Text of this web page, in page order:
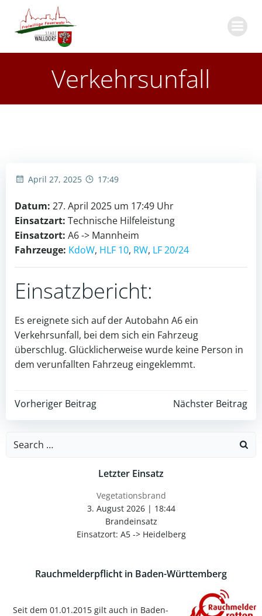
Verkehrsunfall
April 27, 2025 17:49
Datum: 27. April 2025 um 17:49 Uhr
Einsatzart: Technische Hilfeleistung
Einsatzort: A6 -> Mannheim
Fahrzeuge: KdoW, HLF 10, RW, LF 20/24
Einsatzbericht:
Es ereignete sich auf der Autobahn A6 ein
Verkehrsunfall, bei dem sich ein Fahrzeug
überschlug. Glücklicherweise wurde keine Person in
dem verunfallten Fahrzeug eingeklemmt.
Post
navigation
Vorheriger Beitrag
Post
navigation
Nächster Beitrag
Search
Letzter Einsatz
Vegetationsbrand
3. August 2026| 18:44
Brandeinsatz
Einsatzort: A5 -> Heidelberg
Rauchmelderpflicht in Baden-Württemberg
Seit dem 01.01.2015 gilt auch in Baden-